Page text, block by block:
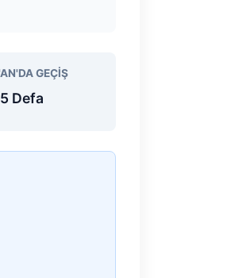
GEÇIŞ
5 Defa